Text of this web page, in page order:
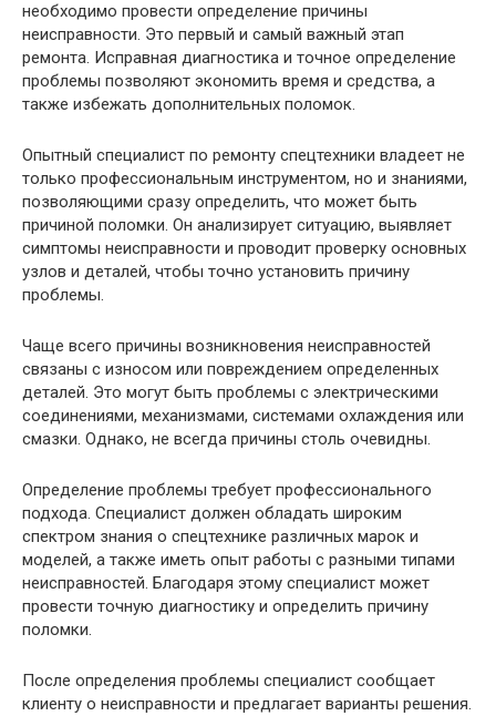
необходимо провести определение причины
неисправности. Это первый и самый важный этап
ремонта. Исправная диагностика и точное определение
проблемы позволяют экономить время и средства, а
также избежать дополнительных поломок.
Опытный специалист по ремонту спецтехники владеет не
только профессиональным инструментом, но и знаниями,
позволяющими сразу определить, что может быть
причиной поломки. Он анализирует ситуацию, выявляет
симптомы неисправности и проводит проверку основных
узлов и деталей, чтобы точно установить причину
проблемы.
Чаще всего причины возникновения неисправностей
связаны с износом или повреждением определенных
деталей. Это могут быть проблемы с электрическими
соединениями, механизмами, системами охлаждения или
смазки. Однако, не всегда причины столь очевидны.
Определение проблемы требует профессионального
подхода. Специалист должен обладать широким
спектром знания о спецтехнике различных марок и
моделей, а также иметь опыт работы с разными типами
неисправностей. Благодаря этому специалист может
провести точную диагностику и определить причину
поломки.
После определения проблемы специалист сообщает
клиенту о неисправности и предлагает варианты решения.